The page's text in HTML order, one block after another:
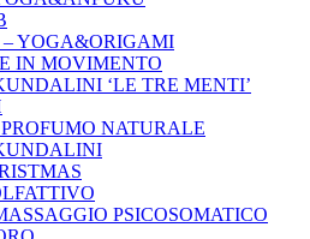
YOGA&ORIGAMI
IN MOVIMENTO
‘LE TRE MENTI’
NATURALE
PSICOSOMATICO